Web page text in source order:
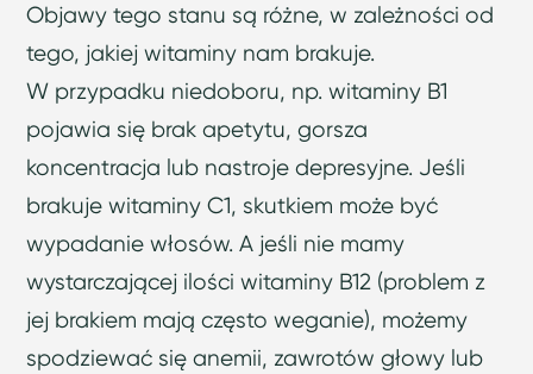
Objawy tego stanu są różne, w zależności od
tego, jakiej witaminy nam brakuje.
W przypadku niedoboru, np. witaminy B1
pojawia się brak apetytu, gorsza
koncentracja lub nastroje depresyjne. Jeśli
brakuje witaminy C1, skutkiem może być
wypadanie włosów. A jeśli nie mamy
wystarczającej ilości witaminy B12 (problem z
jej brakiem mają często weganie), możemy
spodziewać się anemii, zawrotów głowy lub